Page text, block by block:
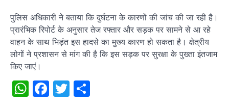
पुलिस अधिकारी ने बताया कि दुर्घटना के कारणों की जांच की जा रही है।
प्रारंभिक रिपोर्ट के अनुसार तेज रफ्तार और सड़क पर सामने से आ रहे
वाहन के साथ भिड़ंत इस हादसे का मुख्य कारण हो सकता है। क्षेत्रीय
लोगों ने प्रशासन से मांग की है कि इस सड़क पर सुरक्षा के पुख्ता इंतजाम
किए जाएं।
WhatsApp
Facebook
Twitter